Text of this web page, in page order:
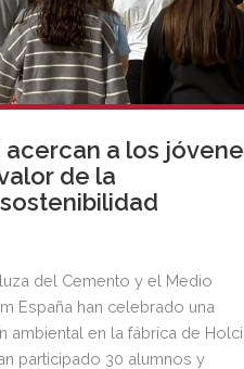
acercan a los
de la
del Cemento y el Medio
España han celebrado una
ambiental en la fábrica de
participado 30 alumnos y